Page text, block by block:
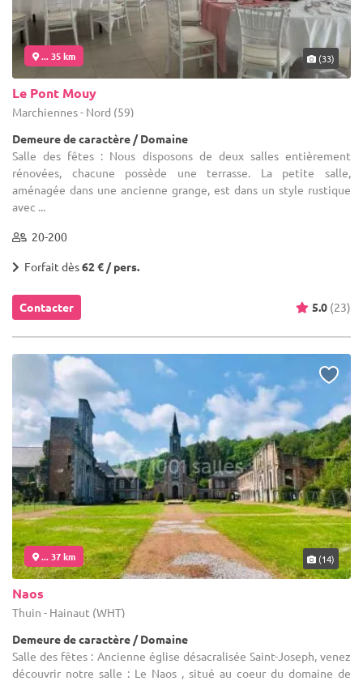
... 35 km (33)
Le Pont Mouy
Marchiennes - Nord (59)
Demeure de caractère / Domaine
Salle des fêtes : Nous disposons de deux salles entièrement
rénovées, chacune possède une terrasse. La petite salle,
aménagée dans une ancienne grange, est dans un style rustique
avec ...
20-200
Forfait dès62 € / pers.
Contacter 5.0 (23)
... 37 km (14)
Naos
Thuin - Hainaut (WHT)
Demeure de caractère / Domaine
Salle des fêtes : Ancienne église désacralisée Saint-Joseph, venez
découvrir notre salle : Le Naos , situé au coeur du domaine de